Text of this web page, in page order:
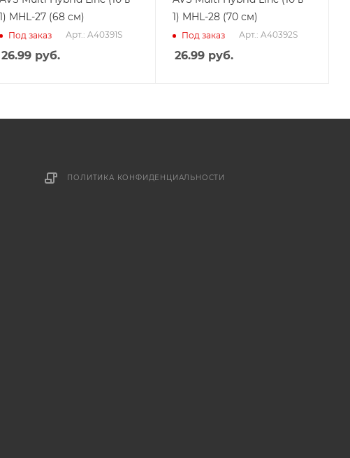
1) MHL-27 (68 см)
Под заказ Арт.: A40391S
26.99руб.
1) MHL-28 (70 см)
Под заказ Арт.: A40392S
26.99руб.
ПОЛИТИКА КОНФИДЕНЦИАЛЬНОСТИ